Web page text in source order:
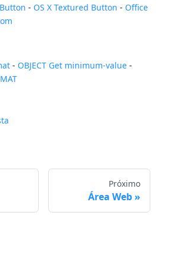
- OS X Textured Button - Office
- OBJECT Get minimum-value -
Próximo
Área Web